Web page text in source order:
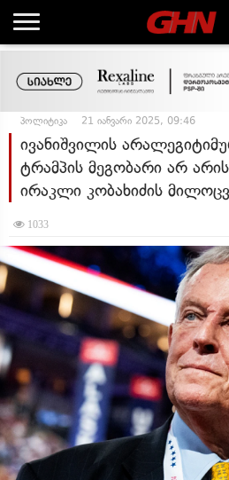
პოლიტიკა 21 იანვარი 2025, 09:46
ივანიშვილის
ტრამპის მეგობარი არ
ირაკლი კობახიძის
1033